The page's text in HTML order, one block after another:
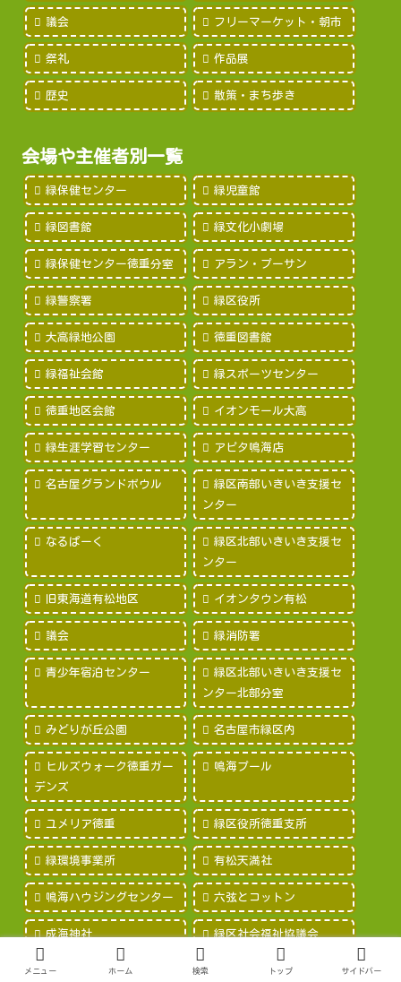
議会 フリーマーケット・朝市
祭礼 作品展
歴史 散策・まち歩き
会場や主催者別一覧
緑保健センター 緑児童館
緑図書館 緑文化小劇場
緑保健センター徳重分室 アラン・プーサン
緑警察署 緑区役所
大高緑地公園 徳重図書館
緑福祉会館 緑スポーツセンター
徳重地区会館 イオンモール大高
緑生涯学習センター アピタ鳴海店
名古屋グランドボウル
緑区南部いきいき支援セ
ンター
なるぱーく
緑区北部いきいき支援セ
ンター
旧東海道有松地区 イオンタウン有松
議会 緑消防署
青少年宿泊センター
緑区北部いきいき支援セ
ンター北部分室
みどりが丘公園 名古屋市緑区内
ヒルズウォーク徳重ガー
デンズ
鳴海プール
ユメリア徳重 緑区役所徳重支所
緑環境事業所 有松天満社
鳴海ハウジングセンター 六弦とコットン
成海神社 緑区社会福祉協議会
アピタ緑店 有松・鳴海絞会館
メニュー ホーム 検索 トップ サイドバー